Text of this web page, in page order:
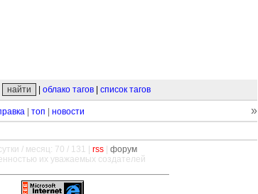
облако тагов список тагов
топ новости »
/ месяц: 70 / 131 | rss
форум
их уважаемых создателей
——————————————